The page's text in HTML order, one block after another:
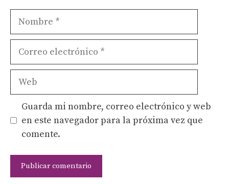
Nombre
Correo
Web
Guarda mi nombre, correo electrónico y web
en este navegador para la próxima vez que
comente.